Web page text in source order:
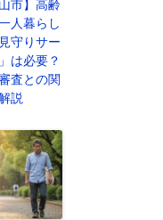
山市】高齢
人暮らし
守りサー
は必要？
査との関
説